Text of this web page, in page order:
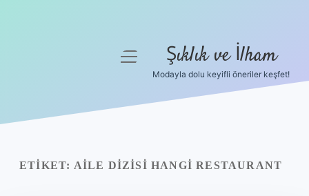
Yasal Uyarı
menüyü
Şıklık ve İlham
Modayla dolu keyifli öneriler keşfet!
ETIKET: AILE DIZISI HANGI RESTAURANT